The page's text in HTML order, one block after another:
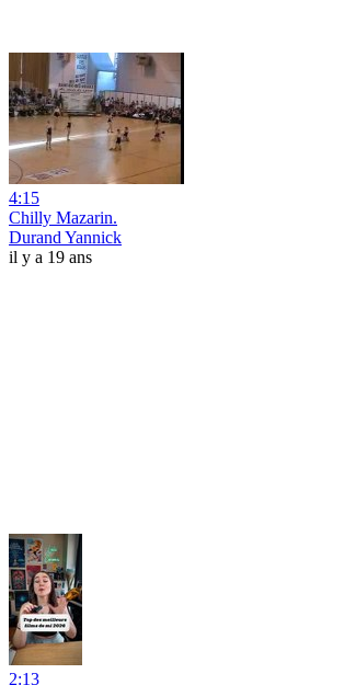
4:15
Chilly Mazarin.
Durand Yannick
il y a 19 ans
2:13